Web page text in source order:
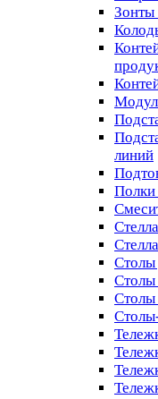
Зонты
линий
Полки
Столы
Столы